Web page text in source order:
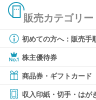
販売カテゴリー
初めての方へ：販売手
株主優待券
商品券・ギフトカード
収入印紙・切手・はが